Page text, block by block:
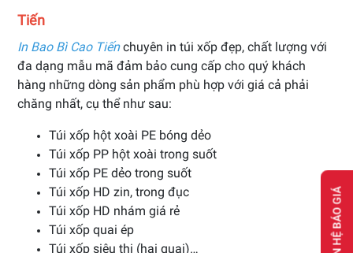
Tiến
In Bao Bì Cao Tiếnchuyên in túi xốp đẹp, chất lượng với
đa dạng mẫu mã đảm bảo cung cấp cho quý khách
hàng những dòng sản phẩm phù hợp với giá cả phải
chăng nhất, cụ thể như sau:
Túi xốp hột xoài PE bóng dẻo
Túi xốp PP hột xoài trong suốt
Túi xốp PE dẻo trong suốt
Túi xốp HD zin, trong đục
Túi xốp HD nhám giá rẻ
Túi xốp quai ép
Túi xốp siêu thị (hai quai)…
LIÊN HỆ BÁO GIÁ